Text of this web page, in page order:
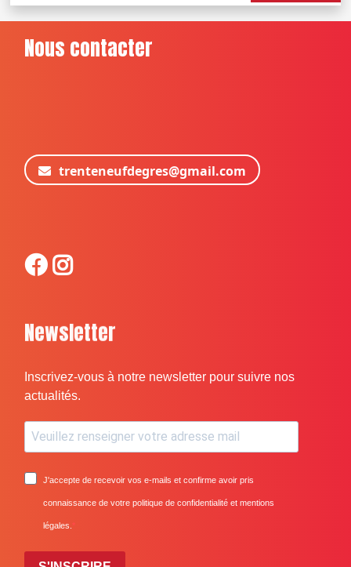
Nous contacter
trenteneufdegres@gmail.com
Newsletter
Inscrivez-vous à notre newsletter pour suivre nos
actualités.
J'accepte de recevoir vos e-mails et confirme avoir pris
connaissance de votre politique de confidentialité et mentions
légales.